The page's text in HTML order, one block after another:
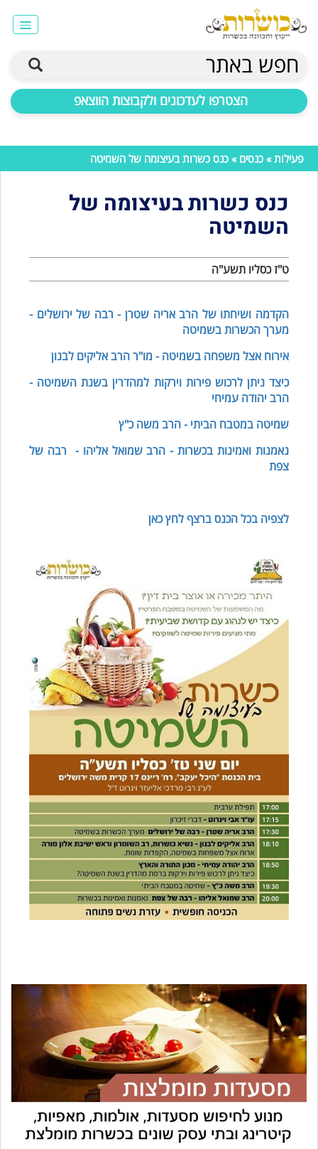
חפש באתר
הצטרפו לעדכונים ולקבוצות הווצאפ
פעילות» כנסים » כנס כשרות בעיצומה של השמיטה
כנס כשרות בעיצומה של
השמיטה
ט"ז כסליו תשע"ה
הקדמה ושיחתו של הרב אריה שטרן - רבה של ירושלים -
מערך הכשרות בשמיטה
אירוח אצל משפחה בשמיטה - מו"ר הרב אליקים לבנון
כיצד ניתן לרכוש פירות וירקות למהדרין בשנת השמיטה -
הרב יהודה עמיחי
שמיטה במטבח הביתי - הרב משה כ"ץ
נאמנות ואמינות בכשרות - הרב שמואל אליהו - רבה של
צפת
לצפיה בכל הכנס ברצף לחץ כאן